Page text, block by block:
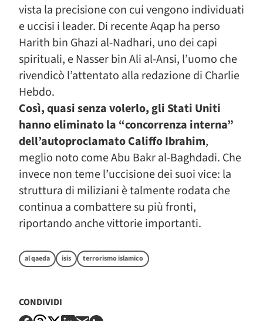
vista la precisione con cui vengono individuati
e uccisi i leader. Di recente Aqap ha perso
Harith bin Ghazi al-Nadhari, uno dei capi
spirituali, e Nasser bin Ali al-Ansi, l’uomo che
rivendicò l’attentato alla redazione di Charlie
Hebdo.
Così, quasi senza volerlo, gli Stati Uniti
hanno eliminato la “concorrenza interna”
dell’autoproclamato Califfo Ibrahim,
meglio noto come Abu Bakr al-Baghdadi. Che
invece non teme l’uccisione dei suoi vice: la
struttura di miliziani è talmente rodata che
continua a combattere su più fronti,
riportando anche vittorie importanti.
al qaeda isis terrorismo islamico
CONDIVIDI